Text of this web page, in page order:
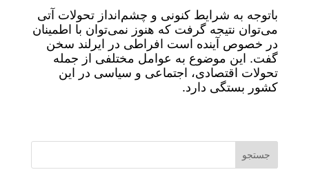
باتوجه به شرایط کنونی و چشم‌انداز تحولات آتی
می‌توان نتیجه گرفت که هنوز نمی‌توان با اطمینان
در خصوص آینده است افراطی در ایرلند سخن
گفت. این موضوع به عوامل مختلفی از جمله
تحولات اقتصادی، اجتماعی و سیاسی در این
کشور بستگی دارد.
جستجو